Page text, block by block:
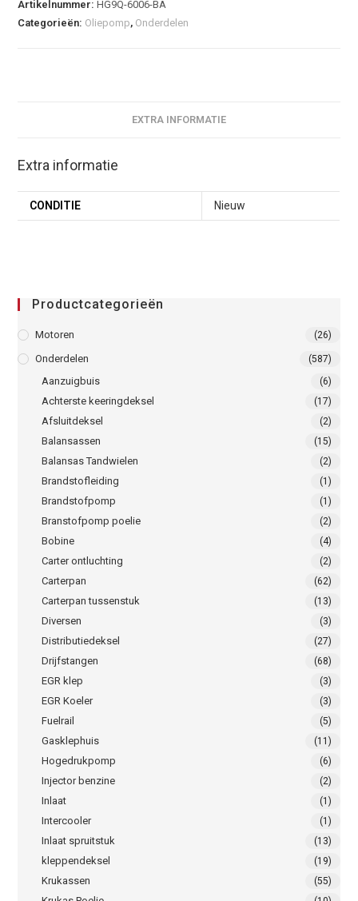
Artikelnummer:HG9Q-6006-BA
Categorieën: Oliepomp, Onderdelen
EXTRA INFORMATIE
Extra informatie
CONDITIE Nieuw
Productcategorieën
Motoren (26)
Onderdelen (587)
Aanzuigbuis (6)
Achterste keeringdeksel (17)
Afsluitdeksel (2)
Balansassen (15)
Balansas Tandwielen (2)
Brandstofleiding (1)
Brandstofpomp (1)
Branstofpomp poelie (2)
Bobine (4)
Carter ontluchting (2)
Carterpan (62)
Carterpan tussenstuk (13)
Diversen (3)
Distributiedeksel (27)
Drijfstangen (68)
EGR klep (3)
EGR Koeler (3)
Fuelrail (5)
Gasklephuis (11)
Hogedrukpomp (6)
Injector benzine (2)
Inlaat (1)
Intercooler (1)
Inlaat spruitstuk (13)
kleppendeksel (19)
Krukassen (55)